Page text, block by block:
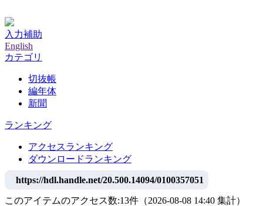
入力補助
English
カテゴリ
切抜帳
編年体
新聞
ランキング
アクセスランキング
ダウンロードランキング
https://hdl.handle.net/20.500.14094/0100357051
このアイテムのアクセス数:13件 （2026-08-08 14:40 集計）